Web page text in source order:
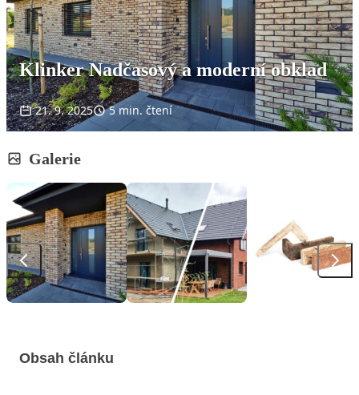
Klinker Nadčasový a moderní obklad
21. 9. 2025 5 min. čtení
Galerie
Obsah článku